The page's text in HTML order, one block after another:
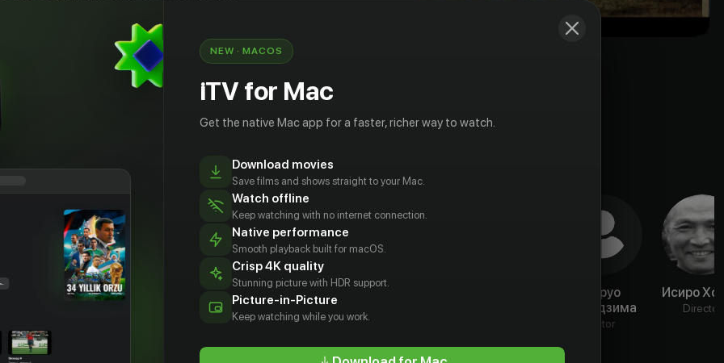
Godzilla? Will you win, Kong? The battle of the
Акихико
Actor
Акико
Вакабаяси
Actor
Харуо
Накадзима
Actor
Исиро
Director
NEW · MACOS
iTV for Mac
Get the native Mac app for a faster, richer way to watch.
Download movies
Save films and shows straight to your Mac.
Watch offline
Keep watching with no internet connection.
Native performance
Smooth playback built for macOS.
Crisp 4K quality
Stunning picture with HDR support.
Picture-in-Picture
Keep watching while you work.